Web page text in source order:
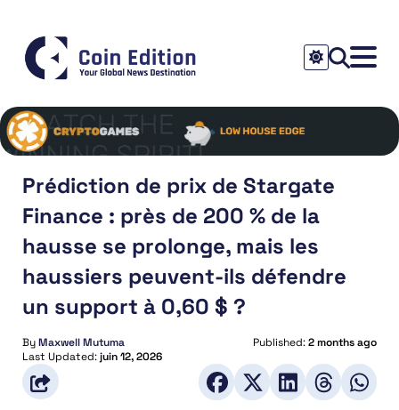
Prédiction de prix de Stargate
Finance : près de 200 % de la
hausse se prolonge, mais les
haussiers peuvent-ils défendre
un support à 0,60 $ ?
ByMaxwell Mutuma Published:2 months ago
Last Updated:juin 12, 2026